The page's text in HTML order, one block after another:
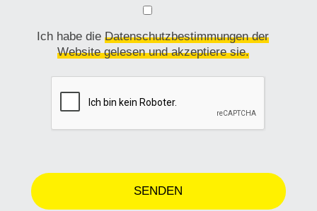
Ich habe dieDatenschutzbestimmungen der
Website gelesen und akzeptiere sie.